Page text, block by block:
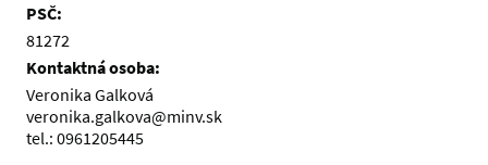
PSČ:
81272
Kontaktná osoba:
Veronika Galková
veronika.galkova@minv.sk
tel.: 0961205445